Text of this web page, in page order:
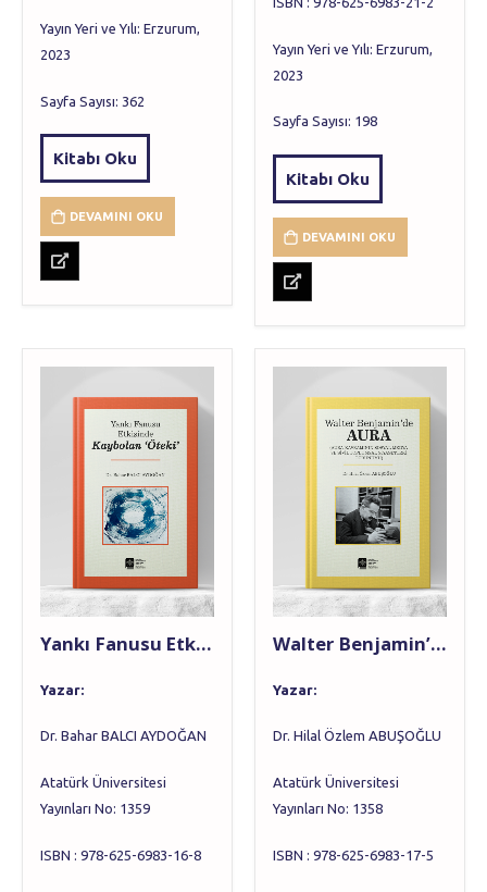
Yayın Yeri ve Yılı: Erzurum,
2023
Sayfa Sayısı: 362
Kitabı Oku
DEVAMINI OKU
Yayın Yeri ve Yılı: Erzurum,
2023
Sayfa Sayısı: 198
Kitabı Oku
DEVAMINI OKU
Yankı Fanusu Etkisinde Kaybolan ‘Öteki’
Yazar:
Dr. Bahar BALCI AYDOĞAN
Atatürk Üniversitesi
Yayınları No: 1359
ISBN : 978-625-6983-16-8
Walter Benjamin’de AURA
Yazar:
Dr. Hilal Özlem ABUŞOĞLU
Atatürk Üniversitesi
Yayınları No: 1358
ISBN : 978-625-6983-17-5